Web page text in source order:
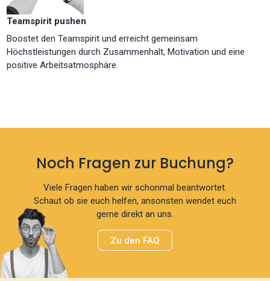
Teamspirit pushen
Boostet den Teamspirit und erreicht gemeinsam
Höchstleistungen durch Zusammenhalt, Motivation und eine
positive Arbeitsatmosphäre.
Noch Fragen zur Buchung?
Viele Fragen haben wir schonmal beantwortet.
Schaut ob sie euch helfen, ansonsten wendet euch
gerne direkt an uns.
Zu den FAQ